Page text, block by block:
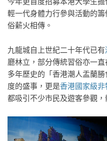
輕一代身體力行參與活動的
俗薪火相傳。
九龍城自上世紀二十年代已有
廳林立，部分傳統習俗亦一
多年歷史的「香港潮人盂蘭
度的盛事，更是香港國家級
都吸引不少市民及遊客參觀，